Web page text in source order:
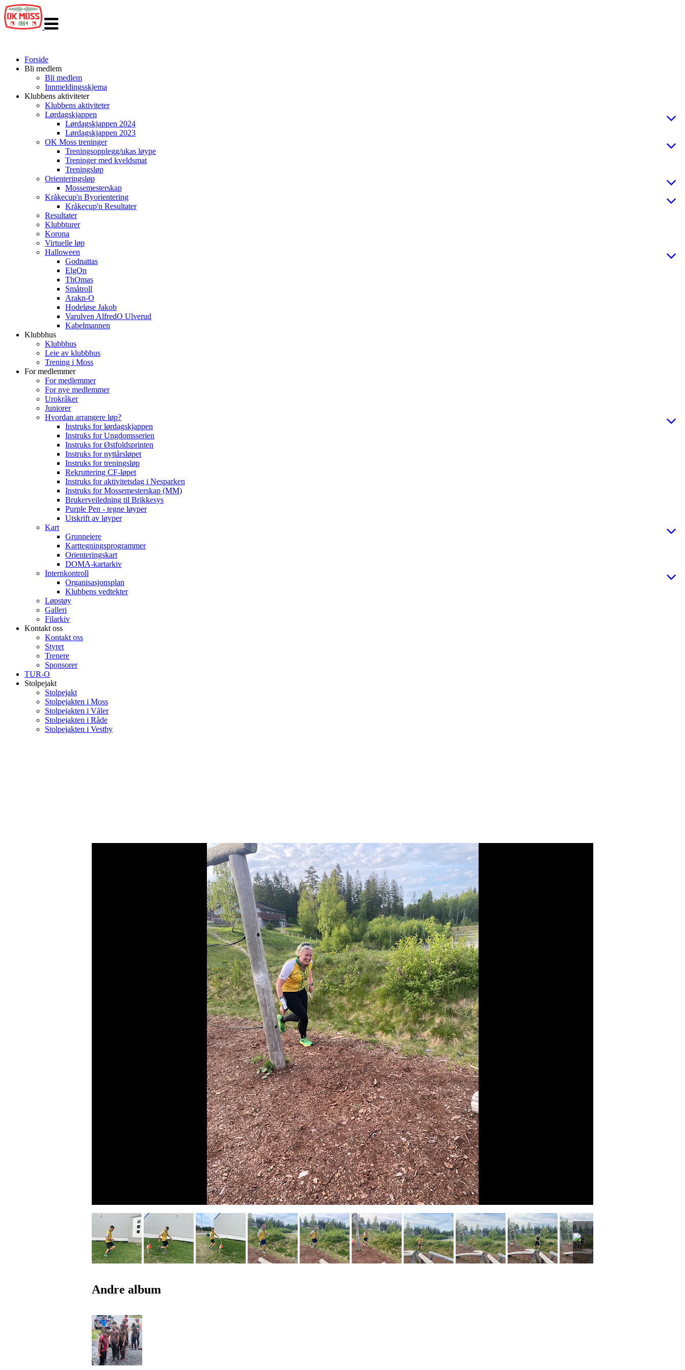
navigasjon
Forside
Bli medlem
Bli medlem
Innmeldingsskjema
Klubbens aktiviteter
Klubbens aktiviteter
Lørdagskjappen
Lørdagskjappen 2024
Lørdagskjappen 2023
OK Moss treninger
Treningsopplegg/ukas løype
Treninger med kveldsmat
Treningsløp
Orienteringsløp
Mossemesterskap
Kråkecup'n Byorientering
Kråkecup'n Resultater
Resultater
Klubbturer
Korona
Virtuelle løp
Halloween
Godnattas
ElgOn
ThOmas
Småtroll
Arakn-O
Hodeløse Jakob
Varulven AlfredO Ulverud
Kabelmannen
Klubbhus
Klubbhus
Leie av klubbhus
Trening i Moss
For medlemmer
For medlemmer
For nye medlemmer
Urokråker
Juniorer
Hvordan arrangere løp?
Instruks for lørdagskjappen
Instruks for Ungdomsserien
Instruks for Østfoldsprinten
Instruks for nyttårsløpet
Instruks for treningsløp
Rekruttering CF-løpet
Instruks for aktivitetsdag i Nesparken
Instruks for Mossemesterskap (MM)
Brukerveiledning til Brikkesys
Purple Pen - tegne løyper
Utskrift av løyper
Kart
Grunneiere
Karttegningsprogrammer
Orienteringskart
DOMA-kartarkiv
Internkontroll
Organisasjonsplan
Klubbens vedtekter
Løpstøy
Galleri
Filarkiv
Kontakt oss
Kontakt oss
Styret
Trenere
Sponsorer
TUR-O
Stolpejakt
Stolpejakt
Stolpejakten i Moss
Stolpejakten i Våler
Stolpejakten i Råde
Stolpejakten i Vestby
Andre album